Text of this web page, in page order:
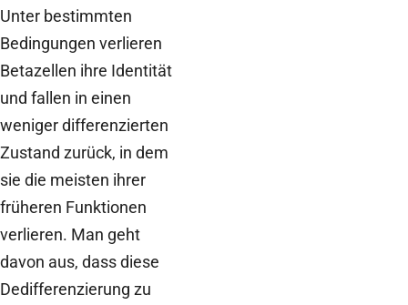
Unter bestimmten
Bedingungen verlieren
Betazellen ihre Identität
und fallen in einen
weniger differenzierten
Zustand zurück, in dem
sie die meisten ihrer
früheren Funktionen
verlieren. Man geht
davon aus, dass diese
Dedifferenzierung zu